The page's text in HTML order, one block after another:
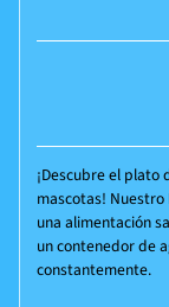
¡Descubre el
mascotas!
una alimentación
un contenedor de
constantemente.